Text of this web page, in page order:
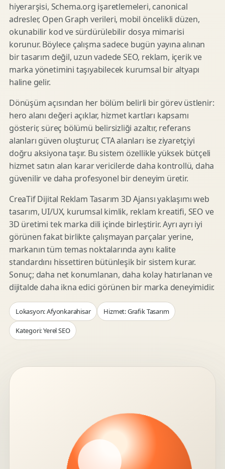
hiyerarşisi, Schema.org işaretlemeleri, canonical
adresler, Open Graph verileri, mobil öncelikli düzen,
okunabilir kod ve sürdürülebilir dosya mimarisi
korunur. Böylece çalışma sadece bugün yayına alınan
bir tasarım değil, uzun vadede SEO, reklam, içerik ve
marka yönetimini taşıyabilecek kurumsal bir altyapı
haline gelir.
Dönüşüm açısından her bölüm belirli bir görev üstlenir:
hero alanı değeri açıklar, hizmet kartları kapsamı
gösterir, süreç bölümü belirsizliği azaltır, referans
alanları güven oluşturur, CTA alanları ise ziyaretçiyi
doğru aksiyona taşır. Bu sistem özellikle yüksek bütçeli
hizmet satın alan karar vericilerde daha kontrollü, daha
güvenilir ve daha profesyonel bir deneyim üretir.
CreaTif Dijital Reklam Tasarım 3D Ajansı yaklaşımı web
tasarım, UI/UX, kurumsal kimlik, reklam kreatifi, SEO ve
3D üretimi tek marka dili içinde birleştirir. Ayrı ayrı iyi
görünen fakat birlikte çalışmayan parçalar yerine,
markanın tüm temas noktalarında aynı kalite
standardını hissettiren bütünleşik bir sistem kurar.
Sonuç; daha net konumlanan, daha kolay hatırlanan ve
dijitalde daha ikna edici görünen bir marka deneyimidir.
Lokasyon: Afyonkarahisar Hizmet: Grafik Tasarım
Kategori: Yerel SEO